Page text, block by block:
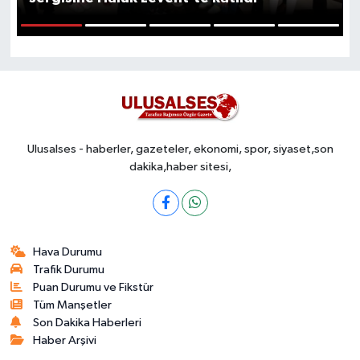
Ulusalses - haberler, gazeteler, ekonomi, spor, siyaset,son
dakika,haber sitesi,
Hava Durumu
Trafik Durumu
Puan Durumu ve Fikstür
Tüm Manşetler
Son Dakika Haberleri
Haber Arşivi